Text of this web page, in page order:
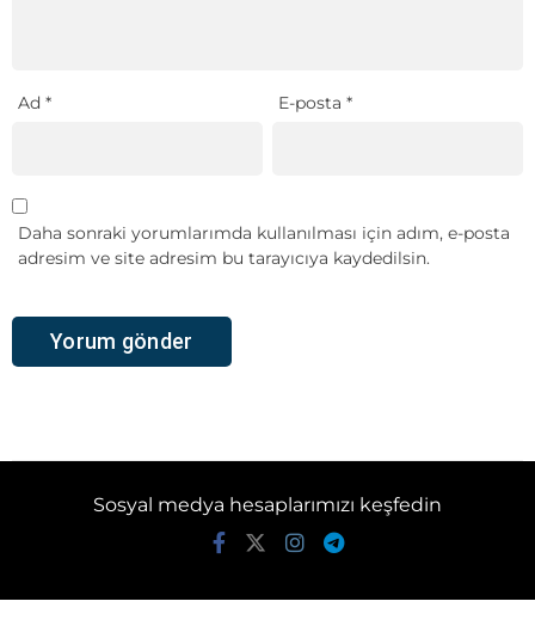
Ad * E-posta*
Daha sonraki yorumlarımda kullanılması için adım, e-posta
adresim ve site adresim bu tarayıcıya kaydedilsin.
Sosyal medya hesaplarımızı keşfedin